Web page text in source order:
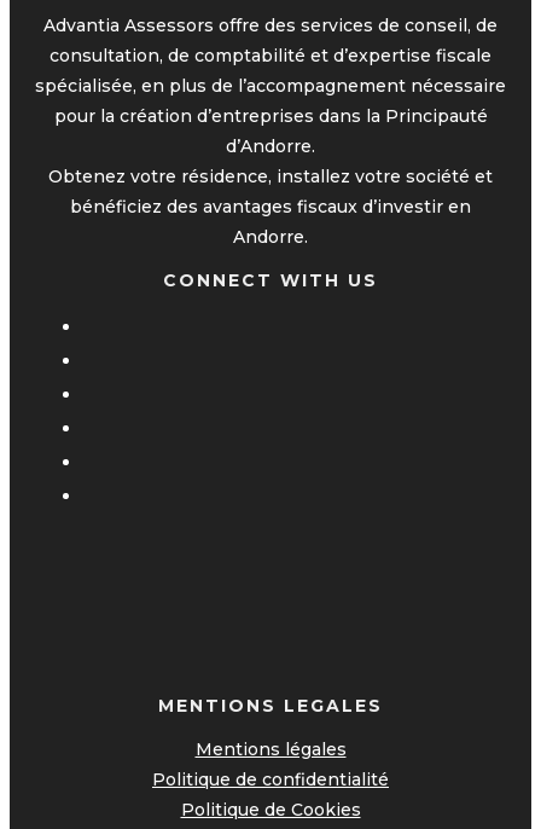
Advantia Assessors offre des services de conseil, de
consultation, de comptabilité et d’expertise fiscale
spécialisée, en plus de l’accompagnement nécessaire
pour la création d’entreprises dans la Principauté
d’Andorre.
Obtenez votre résidence, installez votre société et
bénéficiez des avantages fiscaux d’investir en
Andorre.
CONNECT WITH US
MENTIONS LEGALES
Mentions légales
Politique de confidentialité
Politique de Cookies